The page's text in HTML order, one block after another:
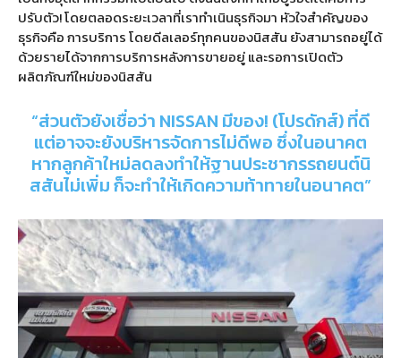
ปรับตัว!โดยตลอดระยะเวลาที่เราทำเนินธุรกิจมา หัวใจสำคัญของ
ธุรกิจคือ การบริการ โดยดีลเลอร์ทุกคนของนิสสัน ยังสามารถอยู่ได้
ด้วยรายได้จากการบริการหลังการขายอยู่ และรอการเปิดตัว
ผลิตภัณฑ์ใหม่ของนิสสัน
“ส่วนตัวยังเชื่อว่า NISSAN มีของ! (โปรดักส์)ที่ดี
แต่อาจจะยังบริหารจัดการไม่ดีพอ ซึ่งในอนาคต
หากลูกค้าใหม่ลดลงทำให้ฐานประชากรรถยนต์นิ
สสันไม่เพิ่ม ก็จะทำให้เกิดความท้าทายในอนาคต”